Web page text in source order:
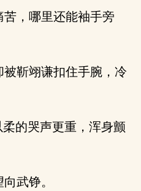
，哪里还能袖手旁
靳翊谦扣住手腕，冷
的哭声更重，浑身颤
武铮。